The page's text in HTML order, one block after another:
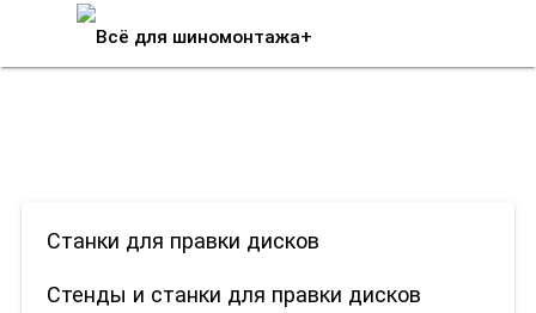
Станки для правки дисков
Стенды и станки для правки дисков